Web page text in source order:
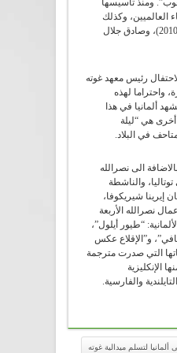
ومنذ تأسيسها
الأدباء العالميين، وكذلك
العرب بينهم فؤاد رفقة (2010)، وصادق جلال
الاحتفال رئيس معهد غوته
واحتراما لهذه
ألمانيا في هذا
أخرى هي “ليلة
في البلاد.
الى نصرالله
والناشطة
إيرينا شيريكوفا،
نصرالله الأربعة
“طيور أيلول”،
و”الإقلاع عكس
التي صدرت مترجمة
الإنكليزية
والفارسية.
ألمانيا لتسلم ميدالية غوته